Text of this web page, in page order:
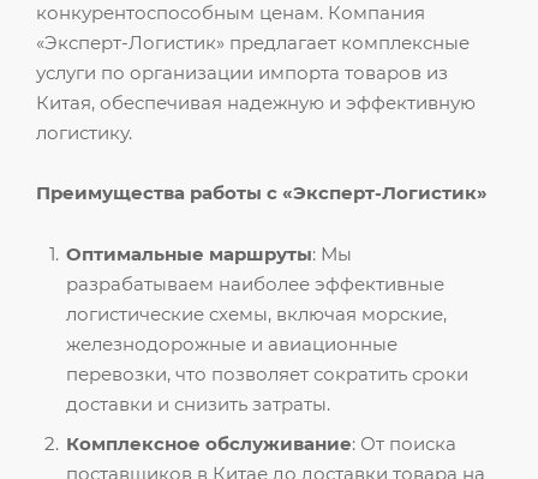
конкурентоспособным ценам. Компания
«Эксперт-Логистик» предлагает комплексные
услуги по организации импорта товаров из
Китая, обеспечивая надежную и эффективную
логистику.
Преимущества работы с «Эксперт-Логистик»
Оптимальные маршруты: Мы
разрабатываем наиболее эффективные
логистические схемы, включая морские,
железнодорожные и авиационные
перевозки, что позволяет сократить сроки
доставки и снизить затраты.
Комплексное обслуживание: От поиска
поставщиков в Китае до доставки товара на